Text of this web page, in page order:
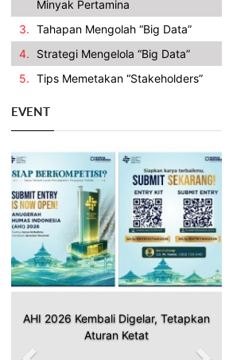
Minyak Pertamina
3. Tahapan Mengolah “Big Data”
4.
Strategi Mengelola “Big Data”
5. Tips Memetakan “Stakeholders”
EVENT
AHI 2026 Kembali Digelar, Tetapkan
Aturan Ketat
Previous Next